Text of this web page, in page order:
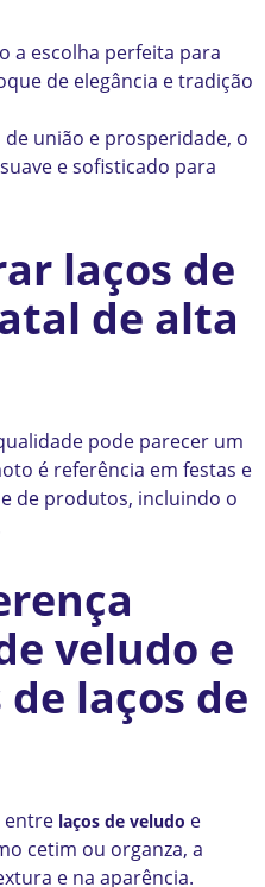
a escolha perfeita para
de elegância e tradição
união e prosperidade, o
e sofisticado para
laços de
de alta
pode parecer um
é referência em festas e
de produtos, incluindo o
veludo e
laços de
entre laços de veludo e
cetim ou organza, a
e na aparência.